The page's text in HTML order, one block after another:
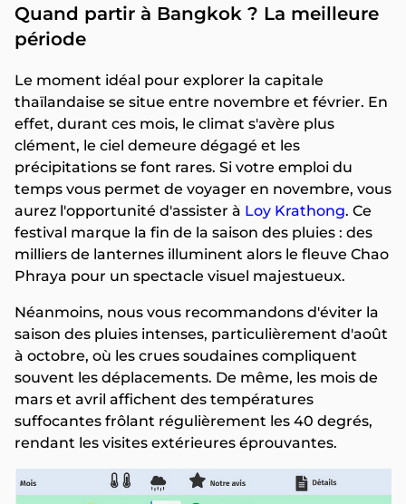
Quand partir à Bangkok ? La meilleure
période
Le moment idéal pour explorer la capitale
thaïlandaise se situe entre novembre et février. En
effet, durant ces mois, le climat s'avère plus
clément, le ciel demeure dégagé et les
précipitations se font rares. Si votre emploi du
temps vous permet de voyager en novembre, vous
aurez l'opportunité d'assister à Loy Krathong. Ce
festival marque la fin de la saison des pluies : des
milliers de lanternes illuminent alors le fleuve Chao
Phraya pour un spectacle visuel majestueux.
Néanmoins, nous vous recommandons d'éviter la
saison des pluies intenses, particulièrement d'août
à octobre, où les crues soudaines compliquent
souvent les déplacements. De même, les mois de
mars et avril affichent des températures
suffocantes frôlant régulièrement les 40 degrés,
rendant les visites extérieures éprouvantes.